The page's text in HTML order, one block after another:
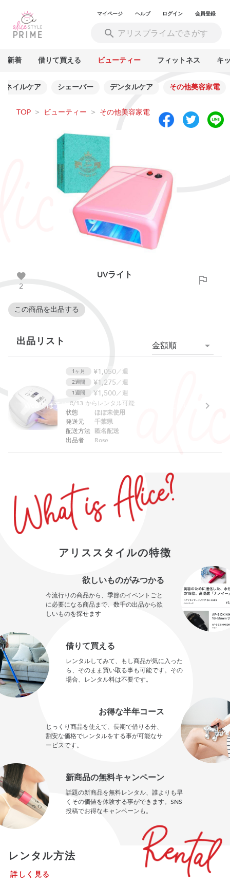
マイページ ヘルプ ログイン 会員登録
新着 借りて買える ビューティー フィットネス キ
ネイルケア シェーバー デンタルケア その他美容家電
TOP > ビューティー > その他美容家電
2
UVライト
この商品を出品する
出品リスト 金額順
Webでは予約できません。アプリをご利用ください。
1ヶ月 ¥1,050／週
2週間 ¥1,275／週
1週間 ¥1,500／週
8/13 からレンタル可能
状態
発送元
配送方法
出品者
ほぼ未使用
千葉県
匿名配送
Rose
アリススタイルの特徴
欲しいものがみつかる
今流行りの商品から、季節のイベントごと
に必要になる商品まで、数千の出品から欲
しいものを探せます
借りて買える
レンタルしてみて、もし商品が気に入った
ら、そのまま買い取る事も可能です。その
場合、レンタル料は不要です。
お得な半年コース
じっくり商品を使えて、長期で借りる分、
割安な価格でレンタルをする事が可能なサ
ービスです。
新商品の無料キャンペーン
話題の新商品を無料レンタル、誰よりも早
くその価値を体験する事ができます。SNS
投稿でお得なキャンペーンも。
レンタル方法
詳しく見る